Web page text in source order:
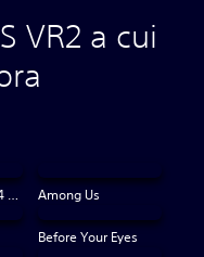
VR2 a cui
No Man's Sky PS4 & PS5 Among Us
Before Your Eyes